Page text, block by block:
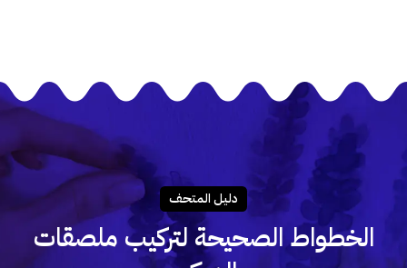
دليـل المتحـف
الخطواط الصحيحة لتركيب ملصقات